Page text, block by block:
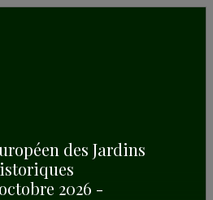
DEMANDÉES
des Jardins
2026 -